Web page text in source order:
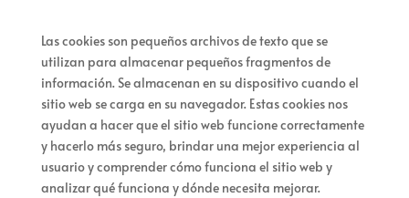
Las cookies son pequeños archivos de texto que se
utilizan para almacenar pequeños fragmentos de
información. Se almacenan en su dispositivo cuando el
sitio web se carga en su navegador. Estas cookies nos
ayudan a hacer que el sitio web funcione correctamente
y hacerlo más seguro, brindar una mejor experiencia al
usuario y comprender cómo funciona el sitio web y
analizar qué funciona y dónde necesita mejorar.